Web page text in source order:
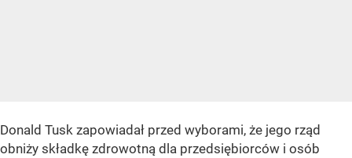
Donald Tusk zapowiadał przed wyborami, że jego rząd
obniży składkę zdrowotną dla przedsiębiorców i osób